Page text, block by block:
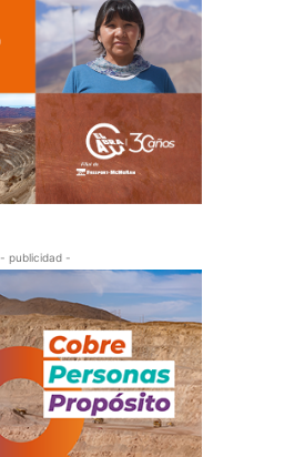
- publicidad -